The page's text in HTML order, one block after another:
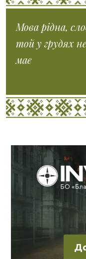
Мова рідна,
той у грудях
має